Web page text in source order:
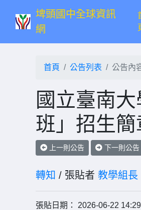
埤頭國中全球資訊
網
首頁 公告列表 公告內
國立臺南
班」招生簡
上一則公告 下一則公告
轉知 / 張貼者 教學組長
張貼日期： 2026-06-22